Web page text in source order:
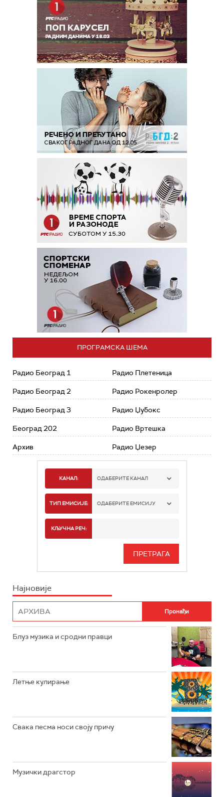
ПРОГРАМСКА ШЕМА
Радио Београд 1
Радио Београд 2
Радио Београд 3
Београд 202
Архив
Радио Плетеница
Радио Рокенролер
Радио Џубокс
Радио Вртешка
Радио Џезер
КАНАЛ: ОДАБЕРИТЕ КАНАЛ
РАДИО БЕОГРАД 1
РАДИО БЕОГРАД 3
РАДИО РОКЕНРОЛЕР
ТИП ЕМИСИЈЕ: ОДАБЕРИТЕ ЕМИСИЈУ
ИНФО
КЉУЧНА РЕЧ:
Најновије
Блуз музика и сродни правци
Летње кулирање
Свака песма носи своју причу
Музички драгстор